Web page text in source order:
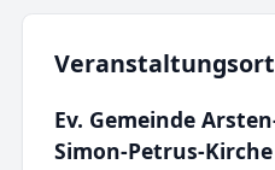
Veranstaltungsort
Ev. Gemeinde
Simon-Petrus-Kirche